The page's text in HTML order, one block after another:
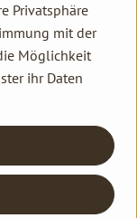
Privatsphäre
mit der
Möglichkeit
ihr Daten